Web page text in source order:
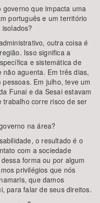
que impacta uma
português e um território
outra coisa é
Isso significa a
e sistemática de
aguenta. Em três dias,
Em julho, teve um
Funai e da Sesai estavam
trabalho corre risco de ser
na área?
o resultado é o
com a sociedade
forma ou por algum
privilégios que nós
que damos
para falar de seus direitos.